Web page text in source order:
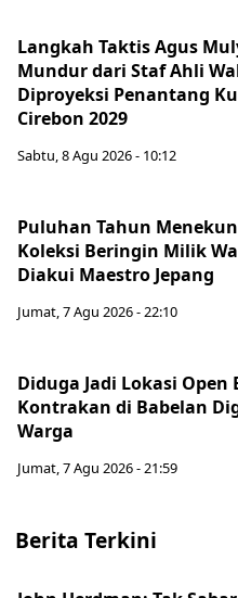
Langkah Taktis Agus
Mundur dari Staf Ahli
Diproyeksi Penantang
Cirebon 2029
Sabtu, 8 Agu 2026 - 10:12
Puluhan Tahun
Koleksi Beringin Milik
Diakui Maestro Jepang
Jumat, 7 Agu 2026 - 22:10
Diduga Jadi Lokasi Open
Kontrakan di Babelan
Warga
Jumat, 7 Agu 2026 - 21:59
Berita Terkini